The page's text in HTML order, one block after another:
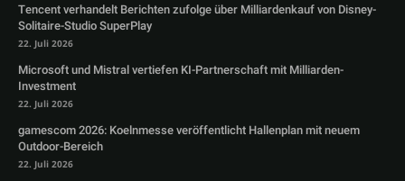
Tencent verhandelt Berichten zufolge über Milliardenkauf von Disney-
Solitaire-Studio SuperPlay
22. Juli 2026
Microsoft und Mistral vertiefen KI-Partnerschaft mit Milliarden-
Investment
22. Juli 2026
gamescom 2026: Koelnmesse veröffentlicht Hallenplan mit neuem
Outdoor-Bereich
22. Juli 2026